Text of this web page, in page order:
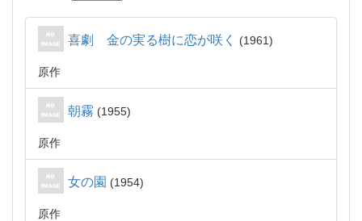
喜劇 金の実る樹に恋が咲く 1961
原作
朝霧 1955
原作
女の園 1954
原作